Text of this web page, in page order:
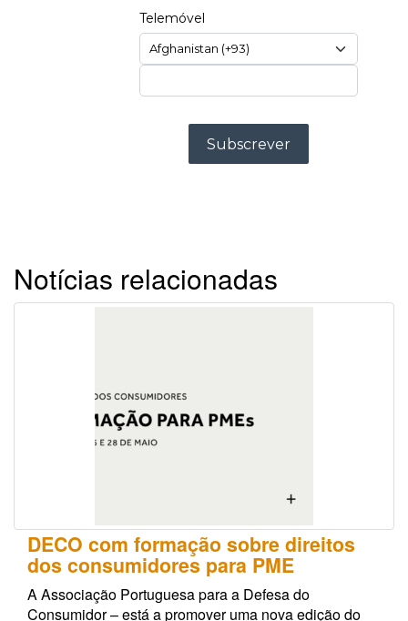
Notícias relacionadas
DECO com formação sobre direitos
dos consumidores para PME
A Associação Portuguesa para a Defesa do
Consumidor – está a promover uma nova edição do